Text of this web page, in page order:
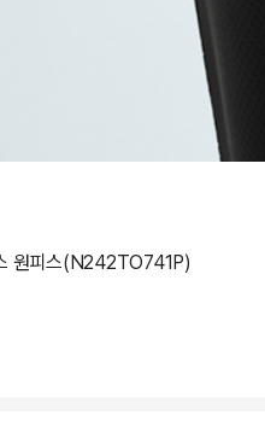
원피스(N242TO741P)